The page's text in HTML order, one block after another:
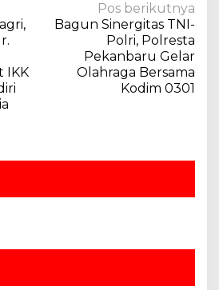
IKK
Pos berikutnya
Bagun Sinergitas TNI-
Polri, Polresta
Pekanbaru Gelar
Olahraga Bersama
Kodim 0301